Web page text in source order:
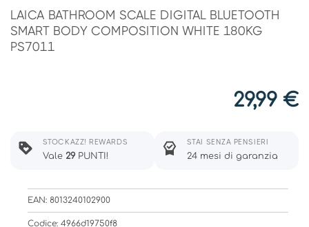
LAICA BATHROOM SCALE DIGITAL BLUETOOTH
SMART BODY COMPOSITION WHITE 180KG
PS7011
29,99 €
STOCKAZZ! REWARDS
Vale 29 PUNTI!
STAI SENZA PENSIERI
24 mesi di garanzia
EAN: 8013240102900
Codice: 4966d19750f8